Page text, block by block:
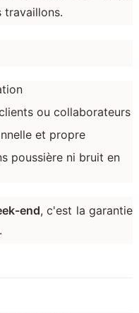
travaillons.
ou collaborateurs
et propre
poussière ni bruit en
end, c'est la garantie